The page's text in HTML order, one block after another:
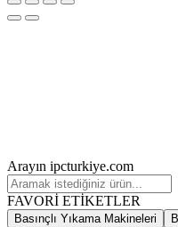
Arayın ipcturkiye.com
FAVORİ ETİKETLER
Basınçlı Yıkama Makineleri